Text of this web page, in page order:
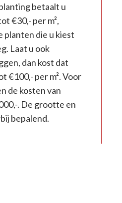
betaalt u
€30,- per m²,
planten die u kiest
Laat u ook
dan kost dat
€100,- per m². Voor
de kosten van
. De grootte en
bepalend.